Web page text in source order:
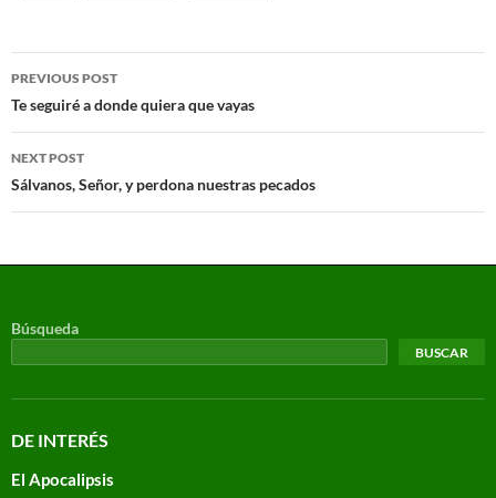
PREVIOUS POST
Te seguiré a donde quiera que vayas
NEXT POST
Sálvanos, Señor, y perdona nuestras pecados
Búsqueda
BUSCAR
DE INTERÉS
El Apocalipsis